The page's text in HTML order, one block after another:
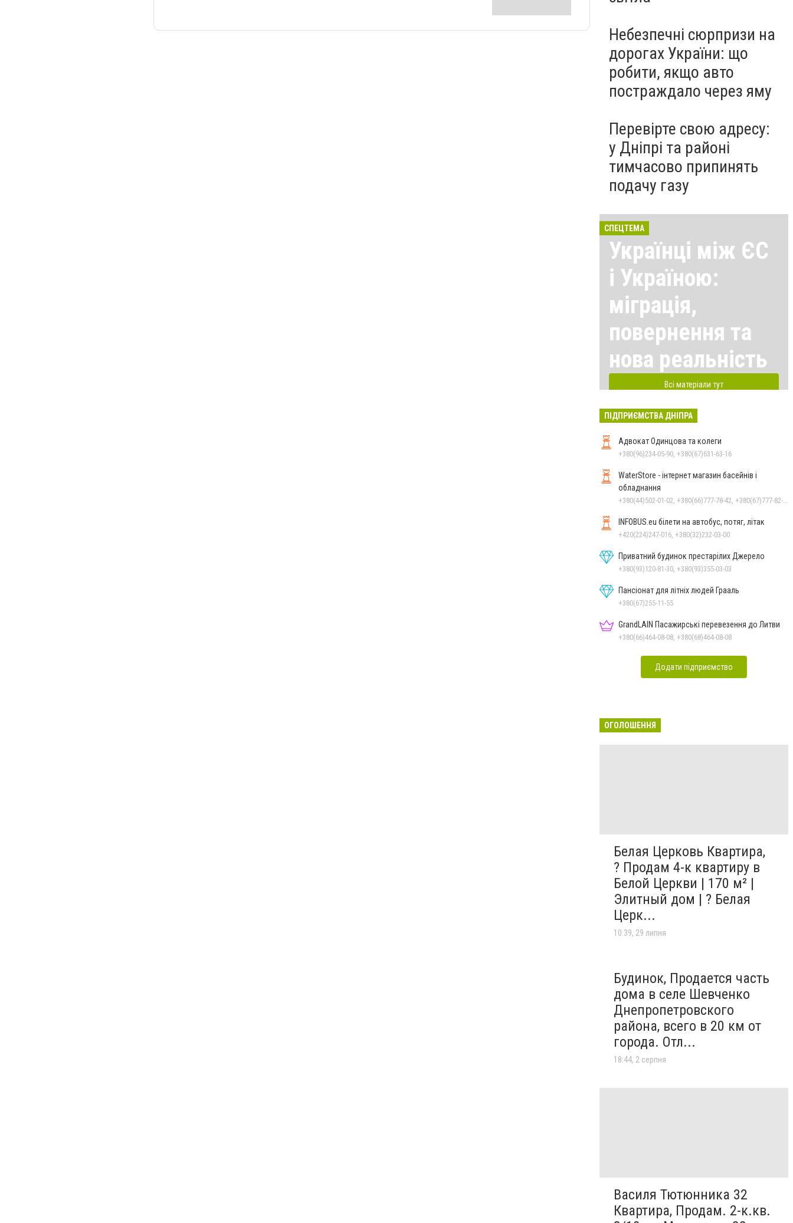
Небезпечні сюрпризи на
дорогах України: що
робити, якщо авто
постраждало через яму
Перевірте свою адресу:
у Дніпрі та районі
тимчасово припинять
подачу газу
СПЕЦТЕМА
Українці між ЄС
і Україною:
міграція,
повернення та
нова реальність
Всі матеріали тут
ПІДПРИЄМСТВА ДНІПРА
Адвокат Одинцова та колеги
+380(96)234-05-90, +380(67)631-63-16
WaterStore - інтернет магазин басейнів і
обладнання
INFOBUS.eu білети на автобус, потяг, літак
+420(224)247-016, +380(32)232-03-00
Приватний будинок престарілих Джерело
+380(93)120-81-30, +380(93)355-03-03
Пансіонат для літніх людей Грааль
+380(67)255-11-55
GrandLAIN Пасажирські перевезення до Литви
+380(66)464-08-08, +380(68)464-08-08
Додати підприємство
ОГОЛОШЕННЯ
Белая Церковь Квартира,
? Продам 4-к квартиру в
Белой Церкви | 170 м² |
Элитный дом | ? Белая
Церк...
10:39, 29 липня
Будинок, Продается часть
дома в селе Шевченко
Днепропетровского
района, всего в 20 км от
города. Отл...
18:44, 2 серпня
Василя Тютюнника 32
Квартира, Продам. 2-к.кв.